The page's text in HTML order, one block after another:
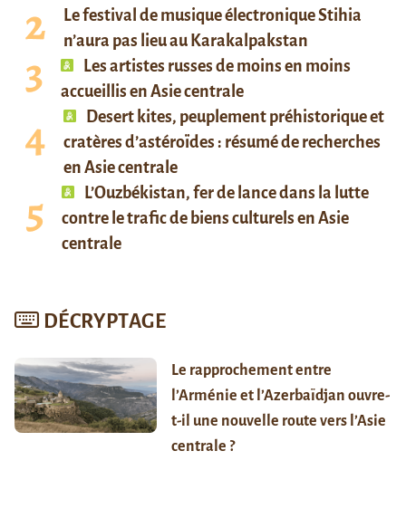
Le festival de musique électronique Stihia
n’aura pas lieu au Karakalpakstan
Les artistes russes de moins en moins
accueillis en Asie centrale
Desert kites, peuplement préhistorique et
cratères d’astéroïdes : résumé de recherches
en Asie centrale
L’Ouzbékistan, fer de lance dans la lutte
contre le trafic de biens culturels en Asie
centrale
DÉCRYPTAGE
Le rapprochement entre
l’Arménie et l’Azerbaïdjan ouvre-
t-il une nouvelle route vers l’Asie
centrale ?